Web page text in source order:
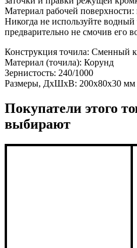
Материал рабочей поверхности:
Никогда не используйте
предварительно не смочив его
Конструкция точила: Сменный
Материал (точила): Корунд
Зернистость: 240/1000
Размеры, ДхШхВ: 200х80х30 мм
Покупатели этого
выбирают